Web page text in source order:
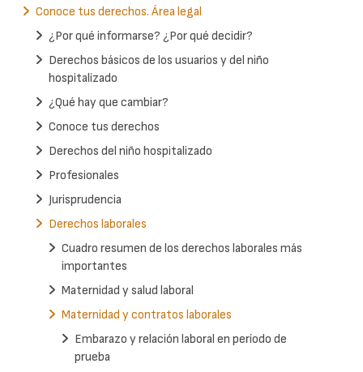
Conoce tus derechos. Área legal
¿Por qué informarse? ¿Por qué decidir?
Derechos básicos de los usuarios y del niño
hospitalizado
¿Qué hay que cambiar?
Conoce tus derechos
Derechos del niño hospitalizado
Profesionales
Jurisprudencia
Derechos laborales
Cuadro resumen de los derechos laborales más
importantes
Maternidad y salud laboral
Maternidad y contratos laborales
Embarazo y relación laboral en período de
prueba